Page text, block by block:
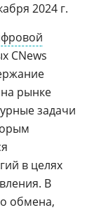
2024 г.
CNews
рынке
задачи
в целях
В
обмена,